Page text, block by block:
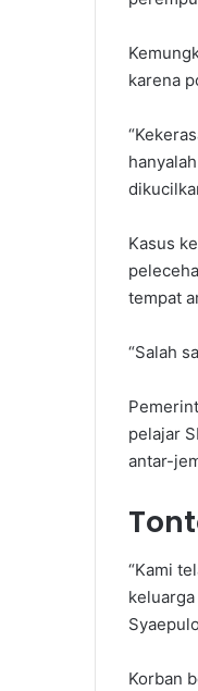
karena
Kasus
tempat
“Salah
pelajar
antar-
“Kami
Korban